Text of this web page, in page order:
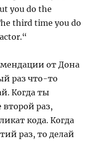
you do the
third time you do
от Дона
раз что-то
Когда ты
раз,
кода. Когда
раз, то делай